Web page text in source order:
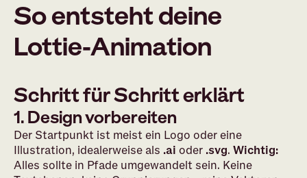
So entsteht deine
Lottie-Animation
Schritt für Schritt erklärt
1. Design vorbereiten
Der Startpunkt ist meist ein Logo oder eine
Illustration, idealerweise als .ai oder .svg. Wichtig:
Alles sollte in Pfade umgewandelt sein. Keine